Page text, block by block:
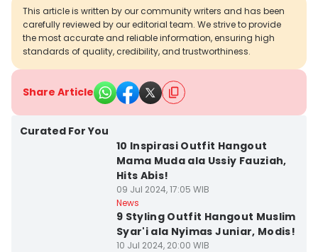
This article is written by our community writers and has been
carefully reviewed by our editorial team. We strive to provide
the most accurate and reliable information, ensuring high
standards of quality, credibility, and trustworthiness.
Share Article
Curated For You
10 Inspirasi Outfit Hangout
Mama Muda ala Ussiy Fauziah,
Hits Abis!
09 Jul 2024, 17:05 WIB
News
9 Styling Outfit Hangout Muslim
Syar'i ala Nyimas Juniar, Modis!
10 Jul 2024, 20:00 WIB